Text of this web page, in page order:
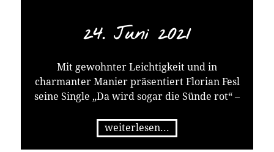
24. Juni 2021
Mit gewohnter Leichtigkeit und in
charmanter Manier präsentiert Florian Fesl
seine Single „Da wird sogar die Sünde rot“ –
weiterlesen...